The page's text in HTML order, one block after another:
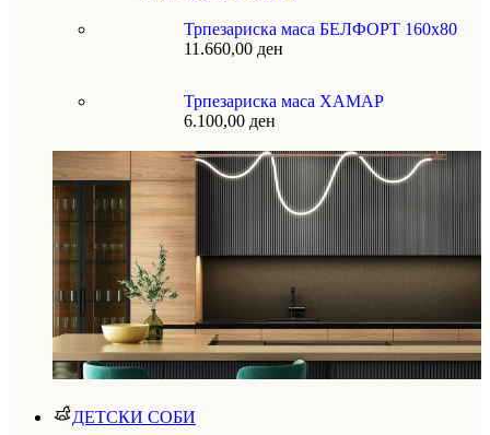
Трпезариска маса БЕЛФОРТ 160х80
11.660,00 ден
Трпезариска маса ХАМАР
6.100,00 ден
ДЕТСКИ СОБИ